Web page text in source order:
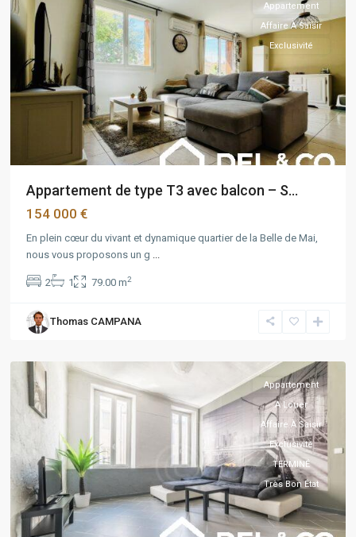
Appartement
Affaire À Saisir
Exclusivité
Appartement de type T3 avec balcon – S...
154 000 €
En plein cœur du vivant et dynamique quartier de la Belle de Mai,
nous vous proposons un g ...
2 1 79.00 m2
Thomas CAMPANA
Belle
de
Marseille
Marseille
Appartement
A Louer
Affaire À Saisir
Exclusivité
TERMINÉ
Très Bon État